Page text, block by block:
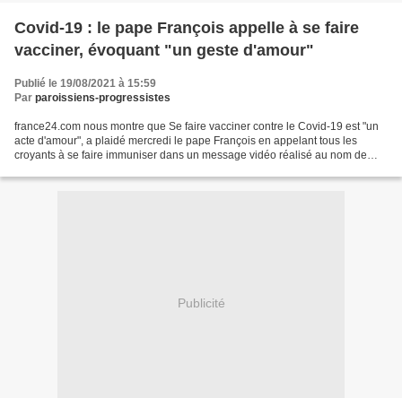
Covid-19 : le pape François appelle à se faire
vacciner, évoquant "un geste d'amour"
Publié le 19/08/2021 à 15:59
Par paroissiens-progressistes
france24.com nous montre que Se faire vacciner contre le Covid-19 est "un
acte d'amour", a plaidé mercredi le pape François en appelant tous les
croyants à se faire immuniser dans un message vidéo réalisé au nom de
Publicité